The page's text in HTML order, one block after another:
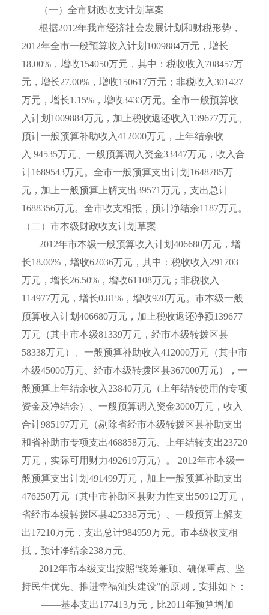
（一）全市财政收支计划草案
根据2012年我市经济社会发展计划和财税形势，
2012年全市一般预算收入计划 1009884万元，增长
18.00%，增收154050万元，其中：税收收入 708457万
元，增长27.00%，增收150617万元；非税收入301427
万元，增长1.15%，增收3433万元。全市一般预算收
入计划 1009884万元，加上税收返还收入 139677万元、
预计一般预算补助收入412000万元，上年结余收
入 94535万元、一般预算调入资金33447万元，收入合
计1689543万元。全市一般预算支出计划 1648785万
元，加上一般预算上解支出39571万元，支出总计
1688356万元。全市收支相抵，预计净结余1187万元。
（二）市本级财政收支计划草案
2012年市本级一般预算收入计划406680万元，增
长18.00%，增收62036万元，其中：税收收入 291703
万元，增长26.50%，增收61108万元；非税收入
114977万元，增长0.81%，增收928万元。市本级一般
预算收入计划 406680万元，加上税收返还净额139677
万元（其中市本级81339万元，经市本级转拨区县
58338万元）、一般预算补助收入412000万元（其中市
本级45000万元、经市本级转拨区县367000万元），一
般预算上年结余收入 23840万元（上年结转使用的专项
资金及净结余）、一般预算调入资金3000万元，收入
合计985197万元（剔除省经市本级转拨区县补助支出
和省补助市专项支出468858万元、上年结转支出23720
万元，实际可用财力492619万元）。 2012年市本级一
般预算支出计划 491499万元，加上一般预算补助支出
476250万元（其中市补助区县财力性支出50912万元，
省经市本级转拨区县425338万元）、一般预算上解支
出17210万元，支出总计984959万元。市本级收支相
抵，预计净结余238万元。
2012年市本级支出按照“统筹兼顾、确保重点、坚
持民生优先、推进幸福汕头建设”的原则，安排如下：
——基本支出177413万元，比2011年预算增加